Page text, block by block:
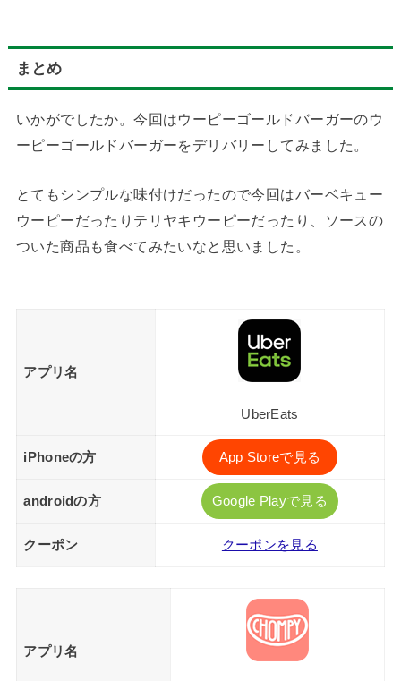
まとめ
いかがでしたか。今回はウーピーゴールドバーガーのウ
ーピーゴールドバーガーをデリバリーしてみました。
とてもシンプルな味付けだったので今回はバーベキュー
ウーピーだったりテリヤキウーピーだったり、ソースの
ついた商品も食べてみたいなと思いました。
アプリ名
UberEats
iPhoneの方 App Storeで見る
androidの方 Google Playで見る
クーポン クーポンを見る
アプリ名